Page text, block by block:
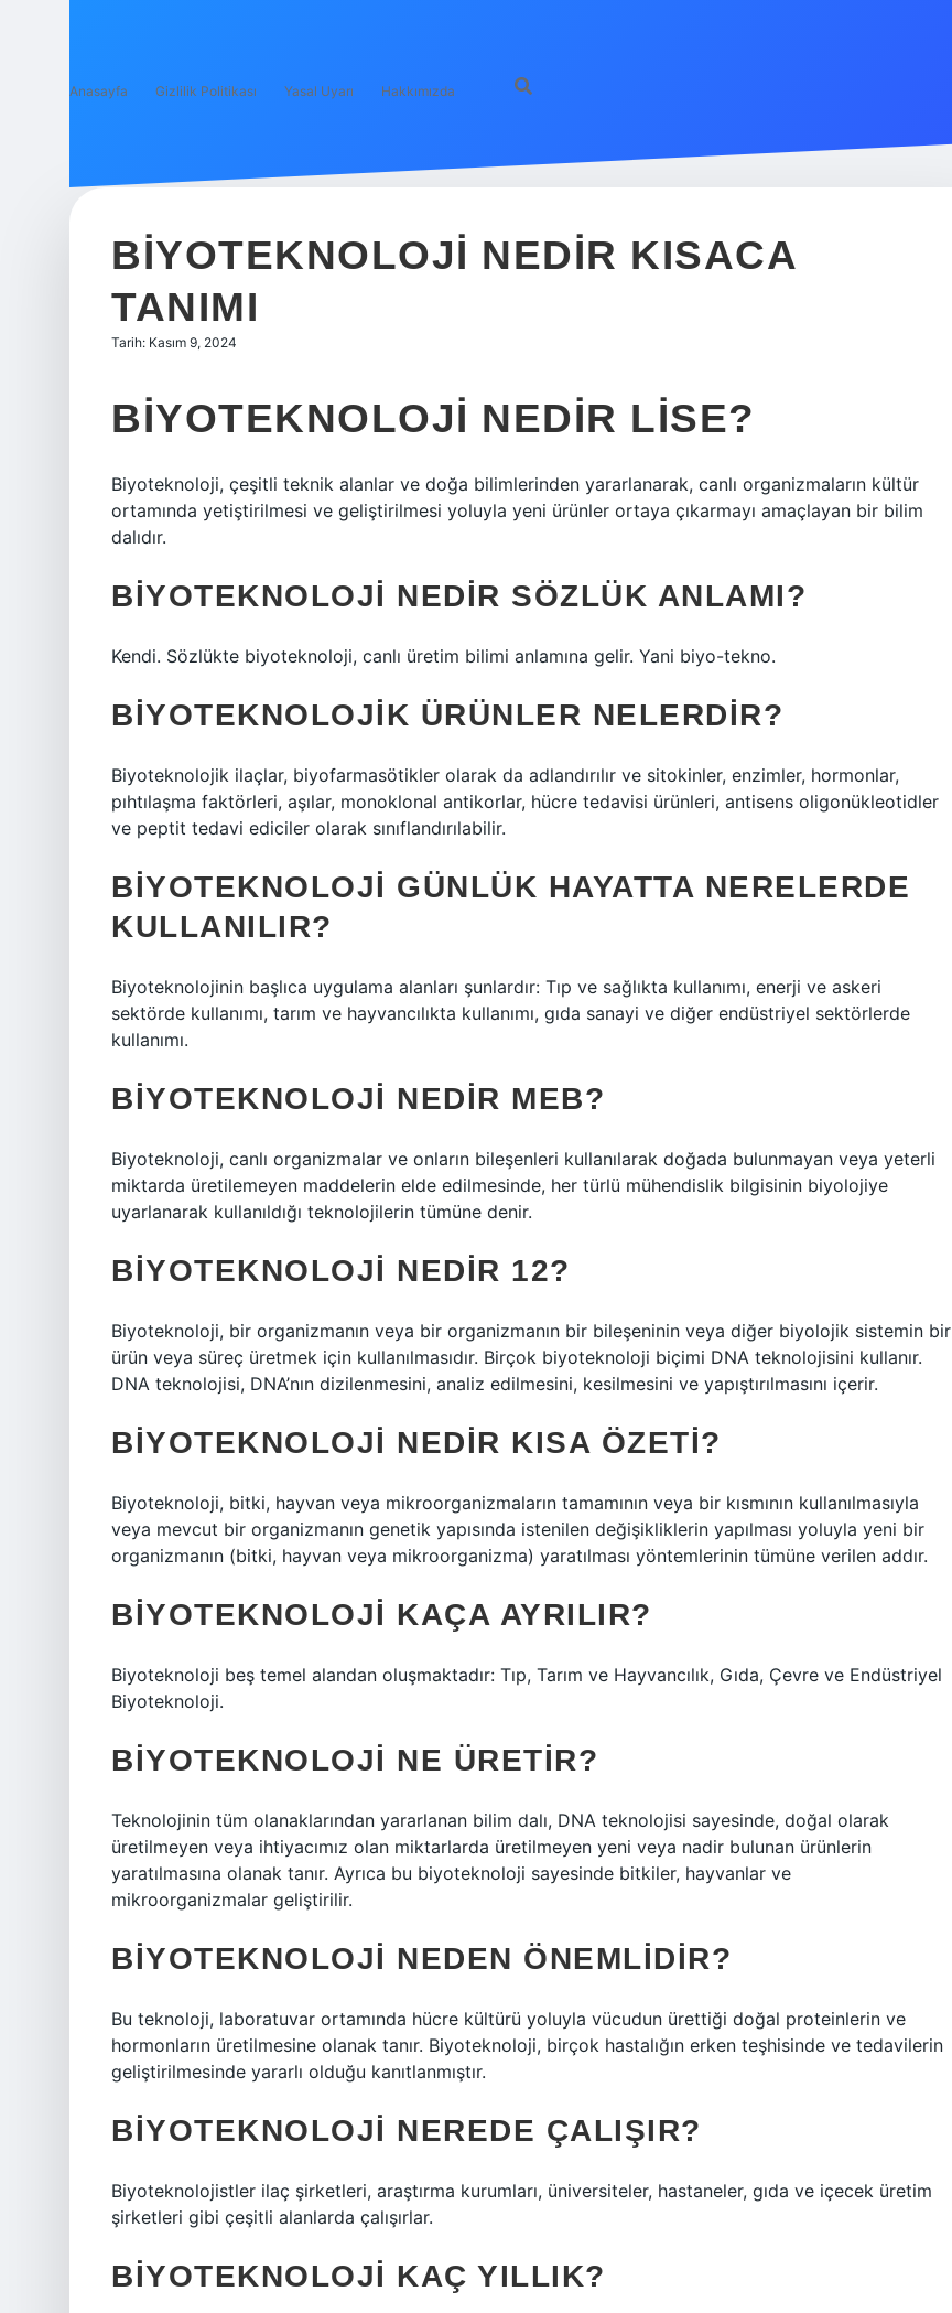
Anasayfa Gizlilik Politikası Yasal Uyarı Hakkımızda
BIYOTEKNOLOJI NEDIR KISACA
TANIMI
Tarih: Kasım 9, 2024
BIYOTEKNOLOJI NEDIR LISE?
Biyoteknoloji, çeşitli teknik alanlar ve doğa bilimlerinden yararlanarak, canlı organizmaların kültür
ortamında yetiştirilmesi ve geliştirilmesi yoluyla yeni ürünler ortaya çıkarmayı amaçlayan bir bilim
dalıdır.
BIYOTEKNOLOJI NEDIR SÖZLÜK ANLAMI?
Kendi. Sözlükte biyoteknoloji, canlı üretim bilimi anlamına gelir. Yani biyo-tekno.
BIYOTEKNOLOJIK ÜRÜNLER NELERDIR?
Biyoteknolojik ilaçlar, biyofarmasötikler olarak da adlandırılır ve sitokinler, enzimler, hormonlar,
pıhtılaşma faktörleri, aşılar, monoklonal antikorlar, hücre tedavisi ürünleri, antisens oligonükleotidler
ve peptit tedavi ediciler olarak sınıflandırılabilir.
BIYOTEKNOLOJI GÜNLÜK HAYATTA NERELERDE
KULLANILIR?
Biyoteknolojinin başlıca uygulama alanları şunlardır: Tıp ve sağlıkta kullanımı, enerji ve askeri
sektörde kullanımı, tarım ve hayvancılıkta kullanımı, gıda sanayi ve diğer endüstriyel sektörlerde
kullanımı.
BIYOTEKNOLOJI NEDIR MEB?
Biyoteknoloji, canlı organizmalar ve onların bileşenleri kullanılarak doğada bulunmayan veya yeterli
miktarda üretilemeyen maddelerin elde edilmesinde, her türlü mühendislik bilgisinin biyolojiye
uyarlanarak kullanıldığı teknolojilerin tümüne denir.
BIYOTEKNOLOJI NEDIR 12?
Biyoteknoloji, bir organizmanın veya bir organizmanın bir bileşeninin veya diğer biyolojik sistemin bir
ürün veya süreç üretmek için kullanılmasıdır. Birçok biyoteknoloji biçimi DNA teknolojisini kullanır.
DNA teknolojisi, DNA’nın dizilenmesini, analiz edilmesini, kesilmesini ve yapıştırılmasını içerir.
BIYOTEKNOLOJI NEDIR KISA ÖZETI?
Biyoteknoloji, bitki, hayvan veya mikroorganizmaların tamamının veya bir kısmının kullanılmasıyla
veya mevcut bir organizmanın genetik yapısında istenilen değişikliklerin yapılması yoluyla yeni bir
organizmanın (bitki, hayvan veya mikroorganizma) yaratılması yöntemlerinin tümüne verilen addır.
BIYOTEKNOLOJI KAÇA AYRILIR?
Biyoteknoloji beş temel alandan oluşmaktadır: Tıp, Tarım ve Hayvancılık, Gıda, Çevre ve Endüstriyel
Biyoteknoloji.
BIYOTEKNOLOJI NE ÜRETIR?
Teknolojinin tüm olanaklarından yararlanan bilim dalı, DNA teknolojisi sayesinde, doğal olarak
üretilmeyen veya ihtiyacımız olan miktarlarda üretilmeyen yeni veya nadir bulunan ürünlerin
yaratılmasına olanak tanır. Ayrıca bu biyoteknoloji sayesinde bitkiler, hayvanlar ve
mikroorganizmalar geliştirilir.
BIYOTEKNOLOJI NEDEN ÖNEMLIDIR?
Bu teknoloji, laboratuvar ortamında hücre kültürü yoluyla vücudun ürettiği doğal proteinlerin ve
hormonların üretilmesine olanak tanır. Biyoteknoloji, birçok hastalığın erken teşhisinde ve tedavilerin
geliştirilmesinde yararlı olduğu kanıtlanmıştır.
BIYOTEKNOLOJI NEREDE ÇALIŞIR?
Biyoteknolojistler ilaç şirketleri, araştırma kurumları, üniversiteler, hastaneler, gıda ve içecek üretim
şirketleri gibi çeşitli alanlarda çalışırlar.
BIYOTEKNOLOJI KAÇ YILLIK?